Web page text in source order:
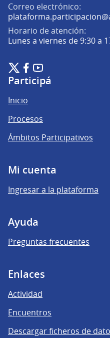
Correo electrónico:
Horario de atención:
Lunes a viernes de 9:30 a
Plataforma de Participación
(Enlace externo)
Plataforma de
(Enlace externo)
Plataforma de
(Enlace externo)
Participá
Inicio
Procesos
Ámbitos Participativos
Mi cuenta
Ingresar a la plataforma
Ayuda
Preguntas frecuentes
Enlaces
Actividad
Encuentros
Descargar ficheros de